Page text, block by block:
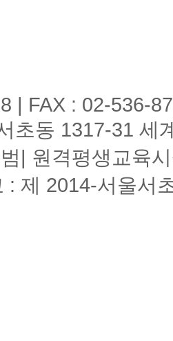
| FAX : 02-536-
초동 1317-31 세
| 원격평생교육
: 제 2014-서울서